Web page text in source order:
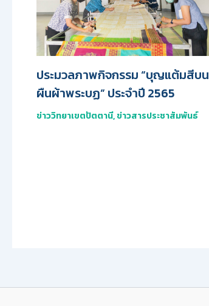
ประมวลภาพกิจกรรม “บุญแต้มสีบน
ผืนผ้าพระบฏ” ประจำปี 2565
ข่าววิทยาเขตปัตตานี,ข่าวสารประชาสัมพันธ์